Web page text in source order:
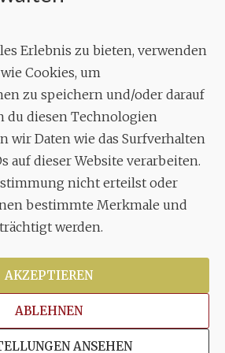
Erlebnis zu bieten, verwenden
Cookies, um
zu speichern und/oder darauf
du diesen Technologien
wir Daten wie das Surfverhalten
auf dieser Website verarbeiten.
nicht erteilst oder
bestimmte Merkmale und
werden.
AKZEPTIEREN
ABLEHNEN
ANSEHEN
Geschäftsstelle:
Str. 18
70619 Stuttgart
MUSIK
Leiter:
Trummer
(0)177 / 34 23 57 1
TwitterYouTube
Stuttgarter Oratorienchor e.V.Alle